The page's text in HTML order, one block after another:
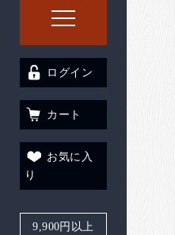
ログイン
カート
お気に入
り
9,900円以上